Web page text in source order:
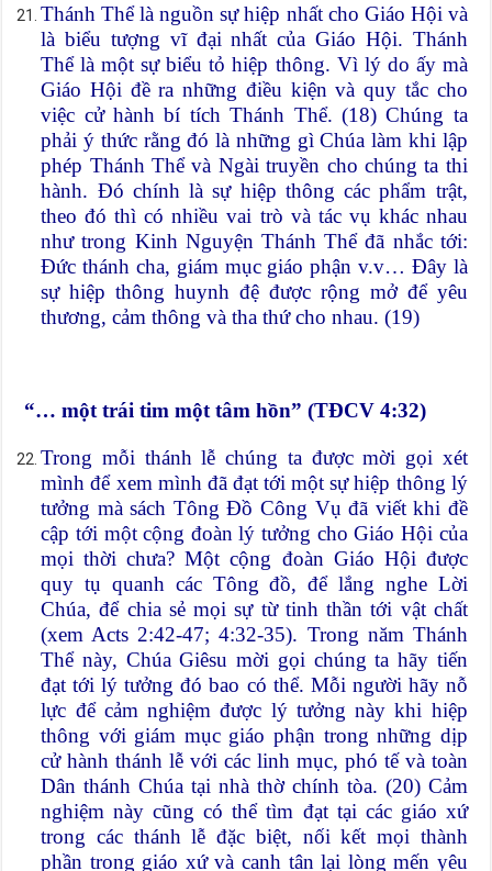
Thánh Thể là nguồn sự hiệp nhất cho Giáo Hội và
là biểu tượng vĩ đại nhất của Giáo Hội. Thánh
Thể là một sự biểu tỏ hiệp thông. Vì lý do ấy mà
Giáo Hội đề ra những điều kiện và quy tắc cho
việc cử hành bí tích Thánh Thể. (18) Chúng ta
phải ý thức rằng đó là những gì Chúa làm khi lập
phép Thánh Thể và Ngài truyền cho chúng ta thi
hành. Đó chính là sự hiệp thông các phẩm trật,
theo đó thì có nhiều vai trò và tác vụ khác nhau
như trong Kinh Nguyện Thánh Thể đã nhắc tới:
Đức thánh cha, giám mục giáo phận v.v… Đây là
sự hiệp thông huynh đệ được rộng mở để yêu
thương, cảm thông và tha thứ cho nhau. (19)
“… một trái tim một tâm hồn” (TĐCV 4:32)
Trong mỗi thánh lễ chúng ta được mời gọi xét
mình để xem mình đã đạt tới một sự hiệp thông lý
tưởng mà sách Tông Đồ Công Vụ đã viết khi đề
cập tới một cộng đoàn lý tưởng cho Giáo Hội của
mọi thời chưa? Một cộng đoàn Giáo Hội được
quy tụ quanh các Tông đồ, để lắng nghe Lời
Chúa, để chia sẻ mọi sự từ tinh thần tới vật chất
(xem Acts 2:42-47; 4:32-35). Trong năm Thánh
Thể này, Chúa Giêsu mời gọi chúng ta hãy tiến
đạt tới lý tưởng đó bao có thể. Mỗi người hãy nỗ
lực để cảm nghiệm được lý tưởng này khi hiệp
thông với giám mục giáo phận trong những dịp
cử hành thánh lễ với các linh mục, phó tế và toàn
Dân thánh Chúa tại nhà thờ chính tòa. (20) Cảm
nghiệm này cũng có thể tìm đạt tại các giáo xứ
trong các thánh lễ đặc biệt, nối kết mọi thành
phần trong giáo xứ và canh tân lại lòng mến yêu